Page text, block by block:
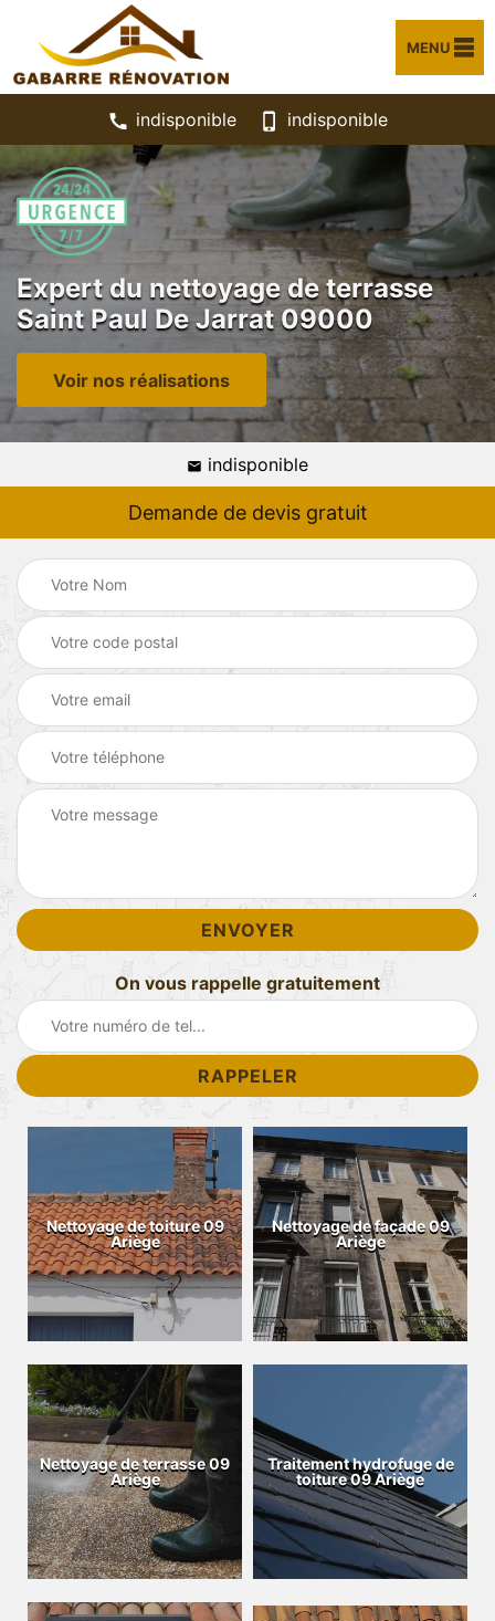
MENU
indisponible indisponible
Expert du nettoyage de terrasse
Saint Paul De Jarrat 09000
Voir nos réalisations
indisponible
Demande de devis gratuit
On vous rappelle gratuitement
Nettoyage de toiture 09
Ariège
Nettoyage de façade 09
Ariège
Nettoyage de terrasse 09
Ariège
Traitement hydrofuge de
toiture 09 Ariège